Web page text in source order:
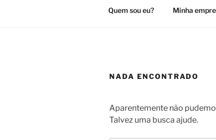
Quem sou eu? Minha
NADA ENCONTRADO
Aparentemente não
Talvez uma busca ajude.